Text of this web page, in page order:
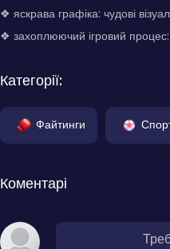
❖ яскрава графіка: чудові
❖ захоплюючий ігровий процес:
Категорії:
Файтинги
Коментарі